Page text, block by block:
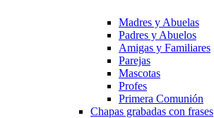
Madres y Abuelas
Padres y Abuelos
Amigas y Familiares
Parejas
Mascotas
Profes
Primera Comunión
Chapas grabadas con frases